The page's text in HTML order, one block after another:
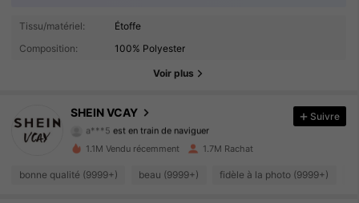
Tissu/matériel:
Étoffe
Composition:
100% Polyester
Voir plus
SHEIN VCAY
794K Suiveurs
a***5 est en train de naviguer
794K Suiveurs
4.92 794K Suiveurs
Suivre
1.1M Vendu récemment 1.7M Rachat
bonne qualité (9999+) beau (9999+) fidèle à la photo (9999+)